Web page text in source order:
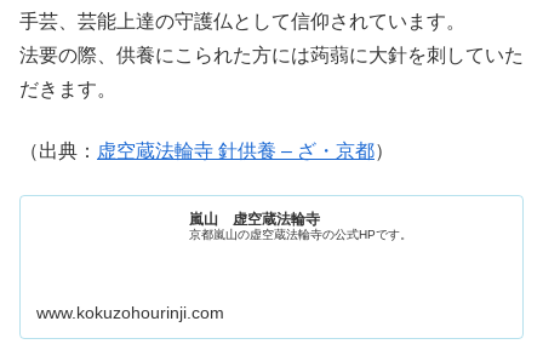
手芸、芸能上達の守護仏として信仰されています。
法要の際、供養にこられた方には蒟蒻に大針を刺していた
だきます。
（出典： 虚空蔵法輪寺 針供養 – ざ・京都）
嵐山 虚空蔵法輪寺
京都嵐山の虚空蔵法輪寺の公式HPです。
www.kokuzohourinji.com